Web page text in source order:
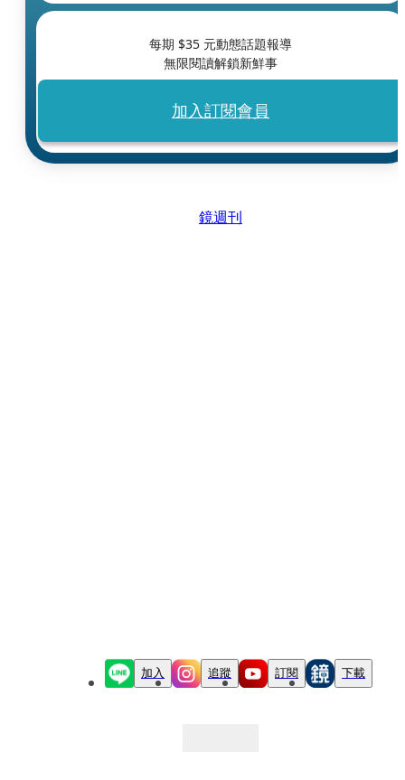
每期 $35 元動態話題報導
無限閱讀解鎖新鮮事
加入訂閱會員
鏡週刊
加入 追蹤 訂閱 下載